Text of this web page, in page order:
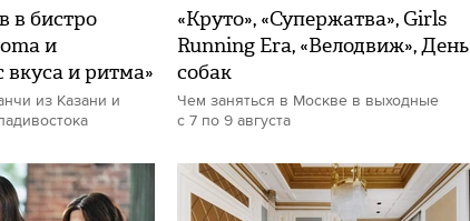
в бистро
и
вкуса и ритма»
из Казани и
«Круто», «Супержатва», Girls
Running Era, «Велодвиж», День
собак
Чем заняться в Москве в выходные
с 7 по 9 августа